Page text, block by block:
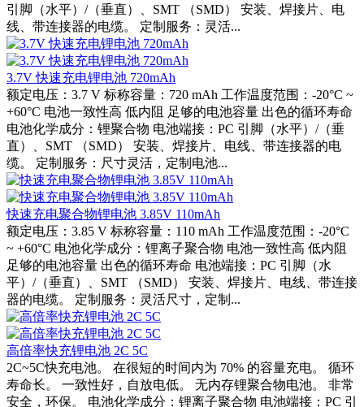
引脚（水平）/（垂直）、SMT （SMD） 安装、焊接片、电
线、带连接器的电缆。 定制服务：灵活...
3.7V 快速充电锂电池 720mAh
额定电压：3.7 V 标称容量：720 mAh 工作温度范围：-20°C ~
+60°C 电池一致性高 低内阻 足够的电池容量 出色的循环寿命
电池化学成分：锂聚合物 电池端接：PC 引脚（水平）/（垂
直）、SMT （SMD） 安装、焊接片、电线、带连接器的电
缆。 定制服务：尺寸灵活，定制电池...
快速充电聚合物锂电池 3.85V 110mAh
额定电压：3.85 V 标称容量：110 mAh 工作温度范围：-20°C
~ +60°C 电池化学成分：锂离子聚合物 电池一致性高 低内阻
足够的电池容量 出色的循环寿命 电池端接：PC 引脚（水
平）/（垂直）、SMT （SMD） 安装、焊接片、电线、带连接
器的电缆。 定制服务：灵活尺寸，定制...
高倍率快充锂电池 2C 5C
2C~5C快充电池。 在很短的时间内为 70% 的容量充电。 循环
寿命长。 一致性好，自放电低。 无内存锂聚合物电池。 非常
安全，环保。 电池化学成分：锂离子聚合物 电池端接：PC 引